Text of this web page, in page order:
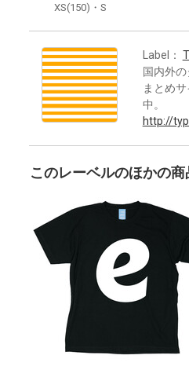
XS(150)・S
Label：
国内外
まとめ
中。
http://
このレーベルのほかの商